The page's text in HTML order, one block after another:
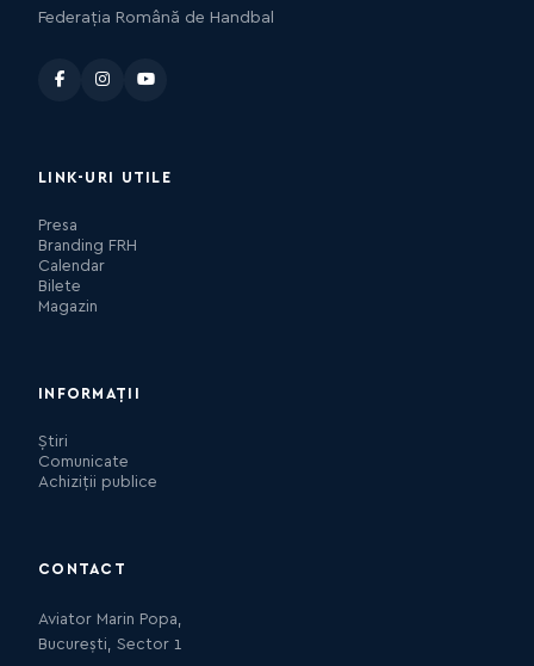
Federația Română de Handbal
LINK-URI UTILE
Presa
Branding FRH
Calendar
Bilete
Magazin
INFORMAȚII
Știri
Comunicate
Achiziții publice
CONTACT
Aviator Marin Popa,
București, Sector 1